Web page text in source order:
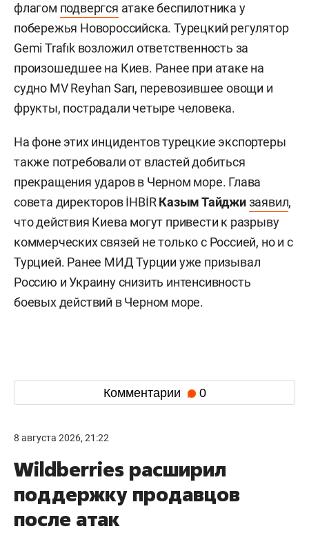
флагом подвергся атаке беспилотника у
побережья Новороссийска. Турецкий регулятор
Gemi Trafık возложил ответственность за
произошедшее на Киев. Ранее при атаке на
судно MV Reyhan Sarı, перевозившее овощи и
фрукты, пострадали четыре человека.
На фоне этих инцидентов турецкие экспортеры
также потребовали от властей добиться
прекращения ударов в Черном море. Глава
совета директоров İHBİRКазым Тайджизаявил,
что действия Киева могут привести к разрыву
коммерческих связей не только с Россией, но и с
Турцией. Ранее МИД Турции уже призывал
Россию и Украину снизить интенсивность
боевых действий в Черном море.
Комментарии 0
8 августа 2026, 21:22
Wildberries расширил
поддержку продавцов
после атак